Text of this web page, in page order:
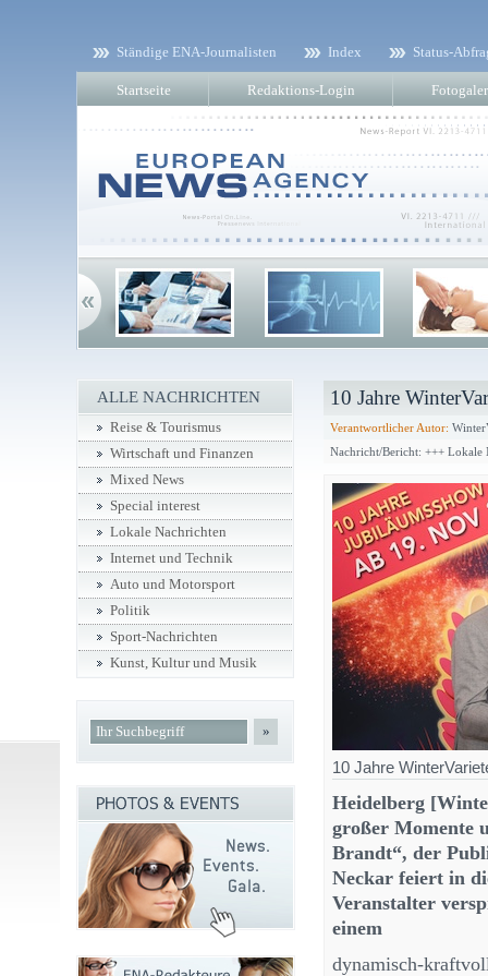
Ständige ENA-Journalisten Index Status-
Startseite Redaktions-Login
10 Jahre
Verantwortlicher Autor:
Nachricht/Bericht: +++ Lokale
10 Jahre
Heidelberg
großer Momente
Brandt“, der
Neckar feiert in
Veranstalter
einem
dynamisch-
ALLE NACHRICHTEN
Reise & Tourismus
Wirtschaft und Finanzen
Mixed News
Special interest
Lokale Nachrichten
Internet und Technik
Auto und Motorsport
Politik
Sport-Nachrichten
Kunst, Kultur und Musik
»